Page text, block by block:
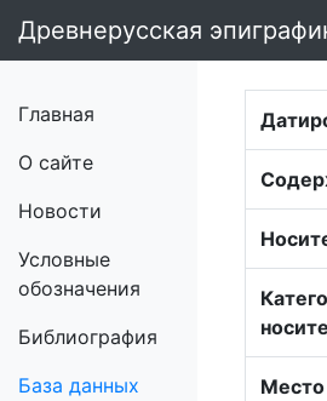
Древнерусская
Главная
О сайте
Новости
Условные
обозначения
Библиография
База данных
Место